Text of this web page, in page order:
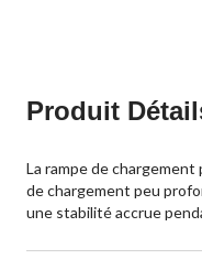
Produit
La rampe de
de chargement peu
une stabilité accrue